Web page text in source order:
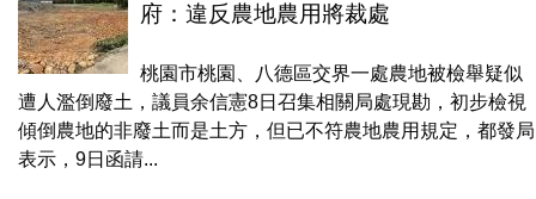
府：違反農地農用將裁處
桃園市桃園、八德區交界一處農地被檢舉疑似
遭人濫倒廢土，議員余信憲8日召集相關局處現勘，初步檢視
傾倒農地的非廢土而是土方，但已不符農地農用規定，都發局
表示，9日函請...